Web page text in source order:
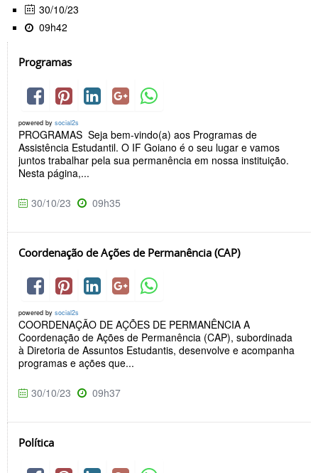
30/10/23
09h42
Programas
powered by social2s
PROGRAMAS Seja bem-vindo(a) aos Programas de
Assistência Estudantil. O IF Goiano é o seu lugar e vamos
juntos trabalhar pela sua permanência em nossa instituição.
Nesta página,...
30/10/23 09h35
Coordenação de Ações de Permanência (CAP)
powered by social2s
COORDENAÇÃO DE AÇÕES DE PERMANÊNCIA A
Coordenação de Ações de Permanência (CAP), subordinada
à Diretoria de Assuntos Estudantis, desenvolve e acompanha
programas e ações que...
30/10/23 09h37
Política